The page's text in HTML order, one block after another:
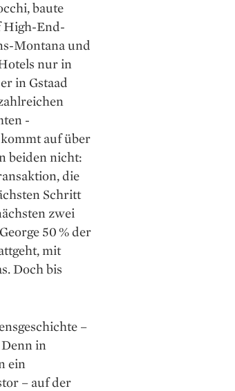
baute
High-End-
Montana und
nur in
in Gstaad
auf über
beiden nicht:
die
Schritt
zwei
50 % der
mit
Doch bis
–
in
ein
– auf der